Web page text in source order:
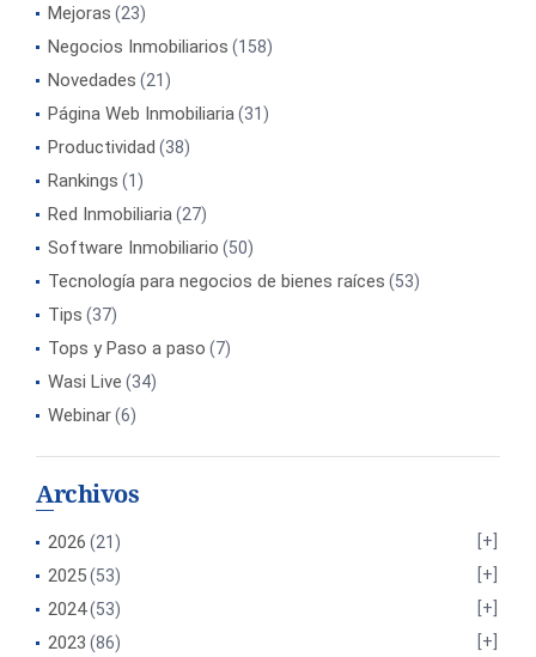
Mejoras (23)
Negocios Inmobiliarios (158)
Novedades (21)
Página Web Inmobiliaria(31)
Productividad (38)
Rankings (1)
Red Inmobiliaria(27)
Software Inmobiliario (50)
Tecnología para negocios de bienes raíces (53)
Tips (37)
Tops y Paso a paso (7)
Wasi Live (34)
Webinar(6)
Archivos
2026 (21)
2025(53)
2024(53)
2023 (86)